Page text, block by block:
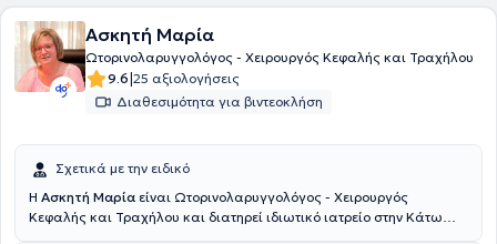
Ασκητή Μαρία
Ωτορινολαρυγγολόγος - Χειρουργός Κεφαλής και Τραχήλου
9.6|25 αξιολογήσεις
Διαθεσιμότητα για βιντεοκλήση
Σχετικά με την ειδικό
Η Ασκητή Μαρία είναι Ωτορινολαρυγγολόγος - Χειρουργός
Κεφαλής και Τραχήλου και διατηρεί ιδιωτικό ιατρείο στην Κάτω